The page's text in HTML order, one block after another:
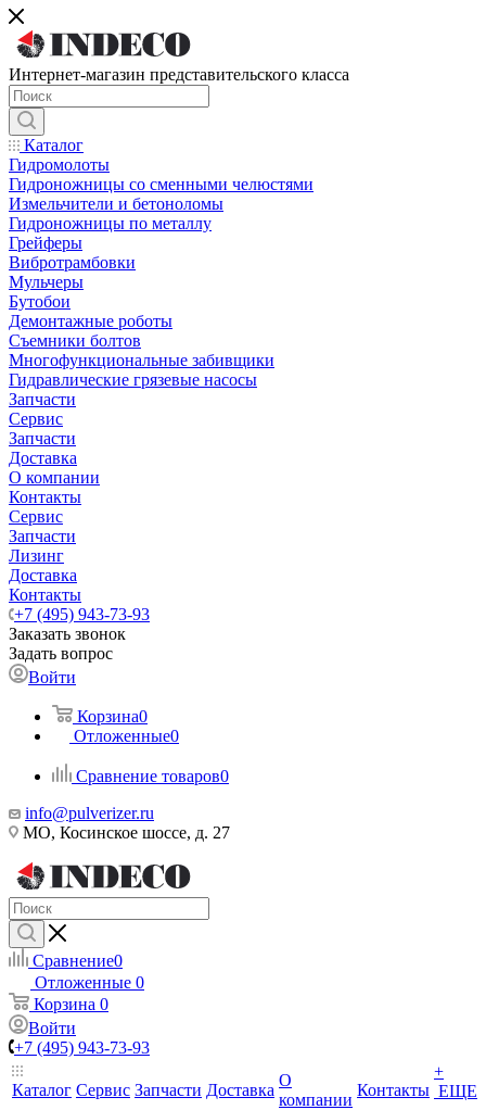
Интернет-магазин представительского класса
Каталог
Гидромолоты
Гидроножницы со сменными челюстями
Измельчители и бетоноломы
Гидроножницы по металлу
Грейферы
Вибротрамбовки
Мульчеры
Бутобои
Демонтажные роботы
Съемники болтов
Многофункциональные забивщики
Гидравлические грязевые насосы
Запчасти
Сервис
Запчасти
Доставка
О компании
Контакты
Сервис
Запчасти
Лизинг
Доставка
Контакты
+7 (495) 943-73-93
Заказать звонок
Задать вопрос
Войти
Корзина0
Отложенные0
Сравнение товаров0
info@pulverizer.ru
МО, Косинское шоссе, д. 27
Сравнение0
Отложенные 0
Корзина 0
Войти
+7 (495) 943-73-93
Каталог Сервис Запчасти Доставка
О
компании
Контакты
+
ЕЩЕ